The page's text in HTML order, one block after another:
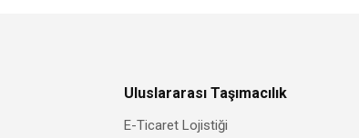
Uluslararası Taşımacılık
E-Ticaret Lojistiği